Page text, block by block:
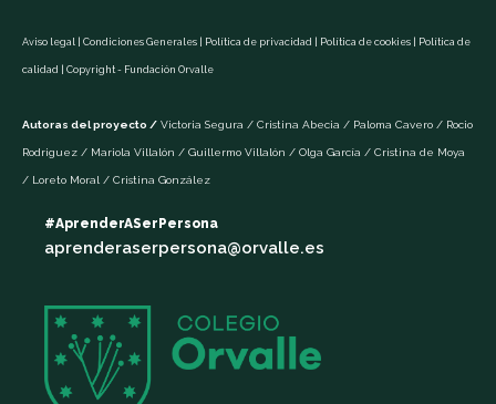
Aviso legal | Condiciones Generales | Política de privacidad | Política de cookies | Política de
calidad | Copyright - Fundación Orvalle
Autoras del proyecto / Victoria Segura / Cristina Abecia / Paloma Cavero / Rocio
Rodriguez / Mariola Villalón / Guillermo Villalón / Olga García / Cristina de Moya
/ Loreto Moral / Cristina González
#AprenderASerPersona
aprenderaserpersona@orvalle.es